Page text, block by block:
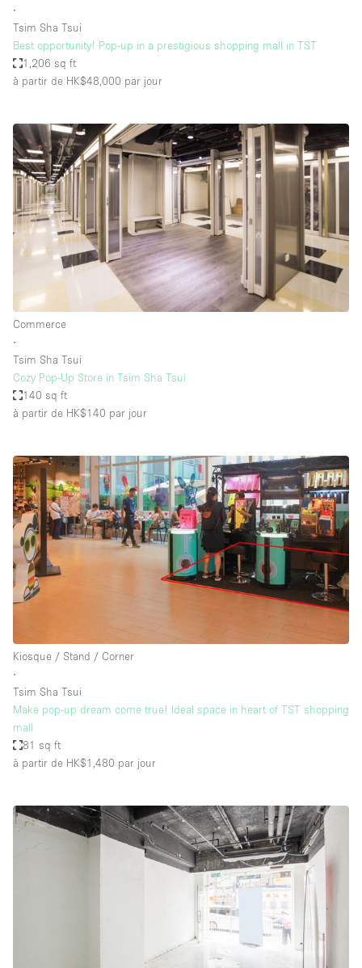
∙
Tsim Sha Tsui
Best opportunity! Pop-up in a prestigious shopping mall in TST
1,206 sq ft
à partir de HK$48,000 par jour
Commerce
∙
Tsim Sha Tsui
Cozy Pop-Up Store in Tsim Sha Tsui
140 sq ft
à partir de HK$140 par jour
Kiosque / Stand / Corner
∙
Tsim Sha Tsui
Make pop-up dream come true! Ideal space in heart of TST shopping
mall
81 sq ft
à partir de HK$1,480 par jour